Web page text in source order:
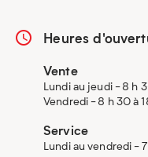
Heures
Vente
Lundi au jeudi - 8 h
Vendredi - 8 h 30 à
Service
Lundi au vendredi - 7